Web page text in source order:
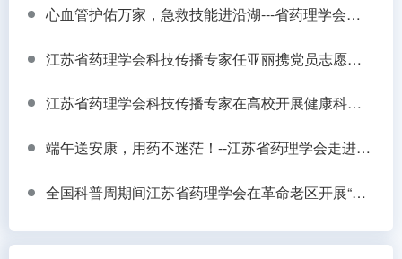
心血管护佑万家，急救技能进沿湖---省药理学会科普团队走进扬州沿湖村开展心血管预防科普与应急救护培训
江苏省药理学会科技传播专家任亚丽携党员志愿者“七一”主题党日活动走进长新社区
江苏省药理学会科技传播专家在高校开展健康科普讲座
端午送安康，用药不迷茫！--江苏省药理学会走进高邮杨桥村开展健康科普志愿服务
全国科普周期间江苏省药理学会在革命老区开展“实干为民健康服务行公益义诊”活动